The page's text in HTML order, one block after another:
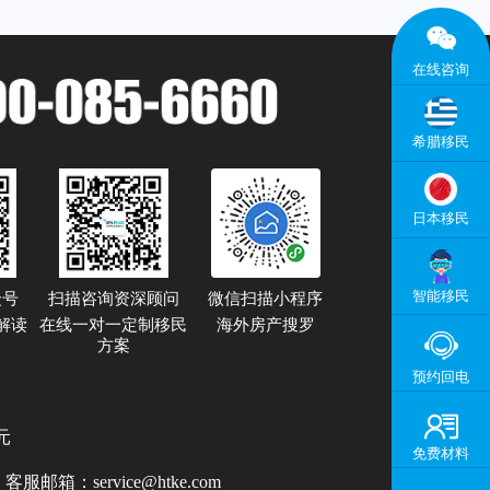
读
扫描咨询资深顾问
在线一对一定制移民
方案
微信扫描小程序
海外房产搜罗
客服邮箱： service@htke.com

在线咨询
希腊移民
日本移民
智能移民

预约回电

免费材料